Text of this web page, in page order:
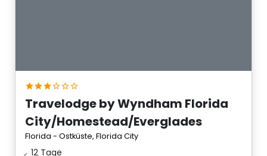
Travelodge by Wyndham Florida
City/Homestead/Everglades
Florida - Ostküste, Florida City
12 Tage